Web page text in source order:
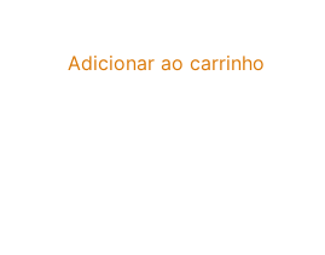
Adicionar ao carrinho